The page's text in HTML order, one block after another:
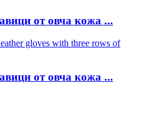
от овча кожа ...
от овча кожа ...